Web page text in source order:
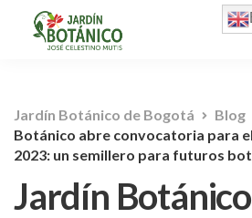
Jardín Botánico de Bogotá Blog
Botánico abre convocatoria para
2023: un semillero para futuros
Jardín